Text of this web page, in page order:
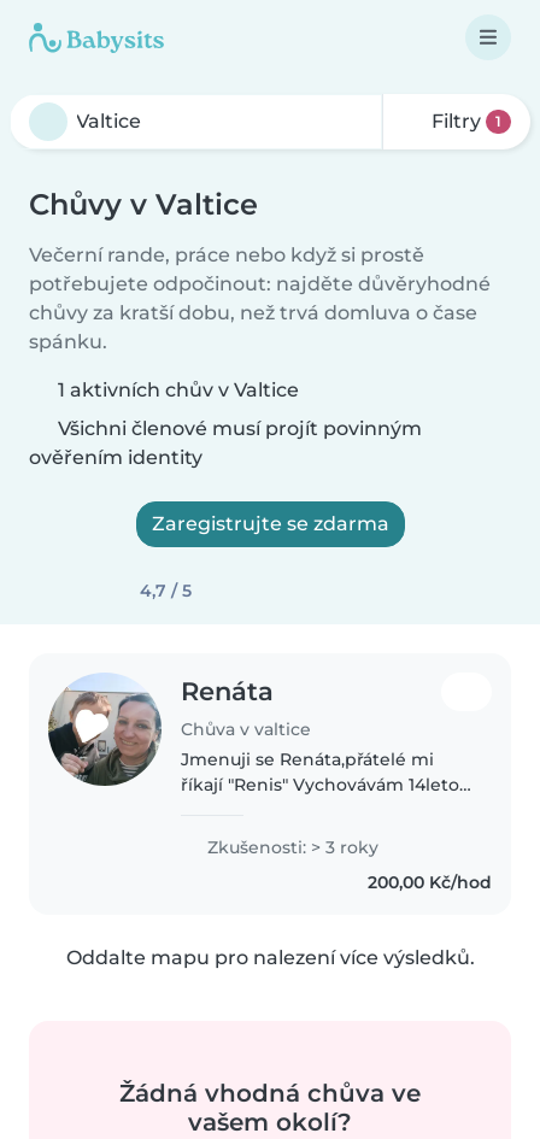
Filtry 1
Chůvy v Valtice
Večerní rande, práce nebo když si prostě
potřebujete odpočinout: najděte důvěryhodné
chůvy za kratší dobu, než trvá domluva o čase
spánku.
1 aktivních chův v Valtice
Všichni členové musí projít povinným
ověřením identity
Zaregistrujte se zdarma
4,7 / 5
Renáta
Chůva v valtice
Jmenuji se Renáta,přátelé mi
říkají "Renis" Vychovávám 14letou
společnost.Věnuji se face
paintingu. Mám zkušenosti v
montessori školce a dětské
Zkušenosti: > 3 roky
200,00 Kč/hod
Oddalte mapu pro nalezení více výsledků.
Žádná vhodná chůva ve
vašem okolí?